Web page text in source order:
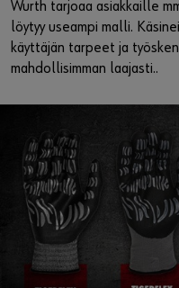
Wurth tarjoaa asiakkaille
löytyy useampi malli.
käyttäjän tarpeet ja
mahdollisimman laajasti..